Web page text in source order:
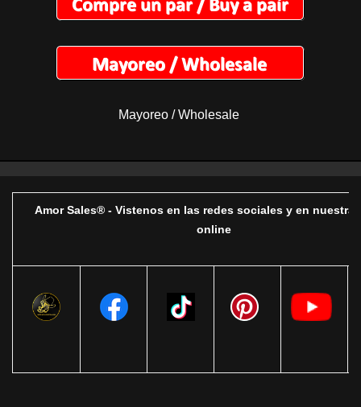
Mayoreo / Wholesale
Amor Sales® - Vistenos en las redes sociales y en nuestra
online